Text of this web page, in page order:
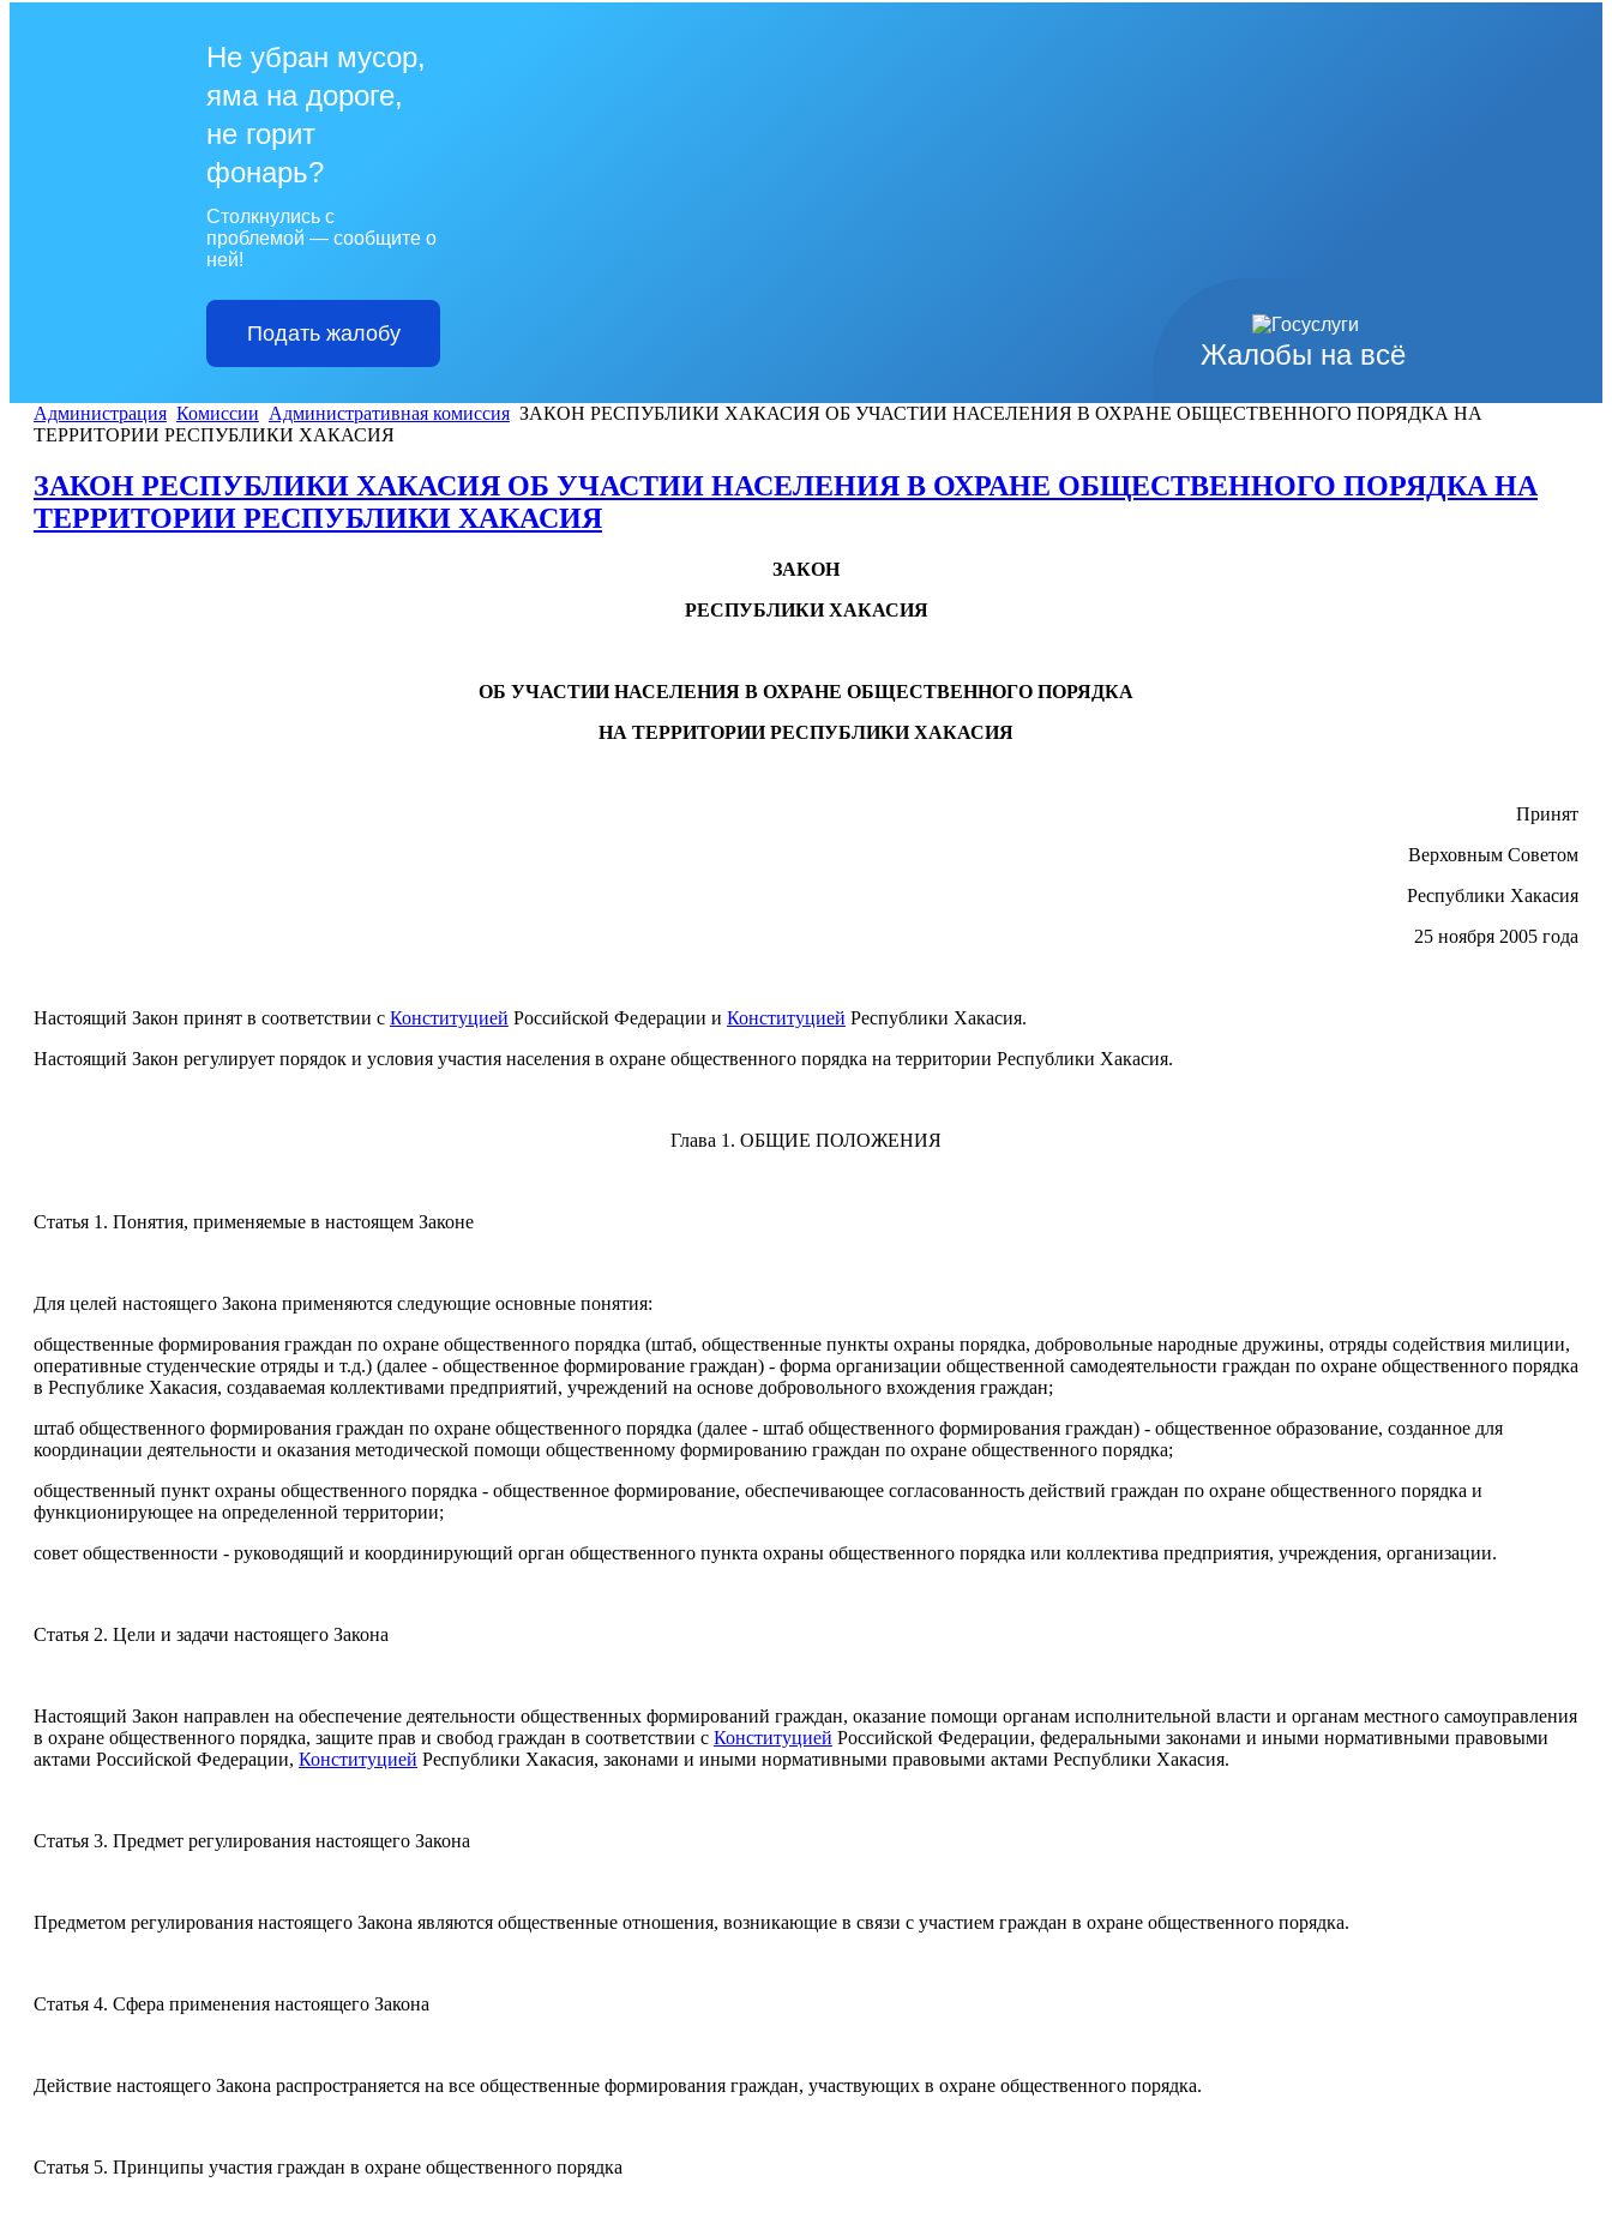
Жалобы на всё
Не убран мусор,
яма на дороге,
не горит
фонарь?
Столкнулись с
проблемой — сообщите о
ней!
Подать жалобу
Администрация Комиссии Административная комиссия ЗАКОН РЕСПУБЛИКИ ХАКАСИЯ ОБ УЧАСТИИ НАСЕЛЕНИЯ В ОХРАНЕ ОБЩЕСТВЕННОГО ПОРЯДКА НА
ТЕРРИТОРИИ РЕСПУБЛИКИ ХАКАСИЯ
ЗАКОН РЕСПУБЛИКИ ХАКАСИЯ ОБ УЧАСТИИ НАСЕЛЕНИЯ В ОХРАНЕ ОБЩЕСТВЕННОГО ПОРЯДКА НА
ТЕРРИТОРИИ РЕСПУБЛИКИ ХАКАСИЯ
ЗАКОН
РЕСПУБЛИКИ ХАКАСИЯ
ОБ УЧАСТИИ НАСЕЛЕНИЯ В ОХРАНЕ ОБЩЕСТВЕННОГО ПОРЯДКА
НА ТЕРРИТОРИИ РЕСПУБЛИКИ ХАКАСИЯ
Принят
Верховным Советом
Республики Хакасия
25 ноября 2005 года
Настоящий Закон принят в соответствии с Конституцией Российской Федерации и Конституцией Республики Хакасия.
Настоящий Закон регулирует порядок и условия участия населения в охране общественного порядка на территории Республики Хакасия.
Глава 1. ОБЩИЕ ПОЛОЖЕНИЯ
Статья 1. Понятия, применяемые в настоящем Законе
Для целей настоящего Закона применяются следующие основные понятия:
общественные формирования граждан по охране общественного порядка (штаб, общественные пункты охраны порядка, добровольные народные дружины, отряды содействия милиции,
оперативные студенческие отряды и т.д.) (далее - общественное формирование граждан) - форма организации общественной самодеятельности граждан по охране общественного порядка
в Республике Хакасия, создаваемая коллективами предприятий, учреждений на основе добровольного вхождения граждан;
штаб общественного формирования граждан по охране общественного порядка (далее - штаб общественного формирования граждан) - общественное образование, созданное для
координации деятельности и оказания методической помощи общественному формированию граждан по охране общественного порядка;
общественный пункт охраны общественного порядка - общественное формирование, обеспечивающее согласованность действий граждан по охране общественного порядка и
функционирующее на определенной территории;
совет общественности - руководящий и координирующий орган общественного пункта охраны общественного порядка или коллектива предприятия, учреждения, организации.
Статья 2. Цели и задачи настоящего Закона
Настоящий Закон направлен на обеспечение деятельности общественных формирований граждан, оказание помощи органам исполнительной власти и органам местного самоуправления
в охране общественного порядка, защите прав и свобод граждан в соответствии с Конституцией Российской Федерации, федеральными законами и иными нормативными правовыми
актами Российской Федерации, Конституцией Республики Хакасия, законами и иными нормативными правовыми актами Республики Хакасия.
Статья 3. Предмет регулирования настоящего Закона
Предметом регулирования настоящего Закона являются общественные отношения, возникающие в связи с участием граждан в охране общественного порядка.
Статья 4. Сфера применения настоящего Закона
Действие настоящего Закона распространяется на все общественные формирования граждан, участвующих в охране общественного порядка.
Статья 5. Принципы участия граждан в охране общественного порядка